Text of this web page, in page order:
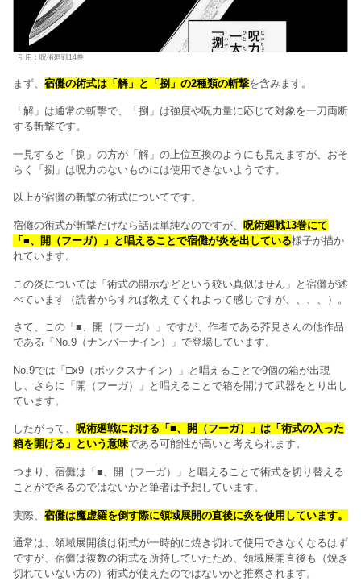
引用：呪術廻戦14巻
まず、 宿儺の術式は「解」と「捌」の2種類の斬撃を含みます。
「解」は通常の斬撃で、「捌」は強度や呪力量に応じて対象を一刀両断
する斬撃です。
一見すると「捌」の方が「解」の上位互換のようにも見えますが、おそ
らく「捌」は呪力のないものには使用できないようです。
以上が宿儺の斬撃の術式についてです。
宿儺の術式が斬撃だけなら話は単純なのですが、 呪術廻戦13巻にて
「■、開（フーガ）」と唱えることで宿儺が炎を出している様子が描か
れています。
この炎については「術式の開示などという狡い真似はせん」と宿儺が述
べています（読者からすれば教えてくれよって感じですが、、、、）。
さて、この「■、開（フーガ）」ですが、作者である芥見さんの他作品
である「No.9（ナンバーナイン）」で登場しています。
No.9では「□x9（ボックスナイン）」と唱えることで9個の箱が出現
し、さらに「開（フーガ）」と唱えることで箱を開けて武器をとり出し
ています。
したがって、 呪術廻戦における「■、開（フーガ）」は「術式の入った
箱を開ける」という意味である可能性が高いと考えられます。
つまり、宿儺は「■、開（フーガ）」と唱えることで術式を切り替える
ことができるのではないかと筆者は予想しています。
実際、 宿儺は魔虚羅を倒す際に領域展開の直後に炎を使用しています。
通常は、領域展開後は術式が一時的に焼き切れて使用できなくなるはず
ですが、宿儺は複数の術式を所持していたため、領域展開直後も（焼き
切れていない方の）術式が使えたのではないかと推察されます。